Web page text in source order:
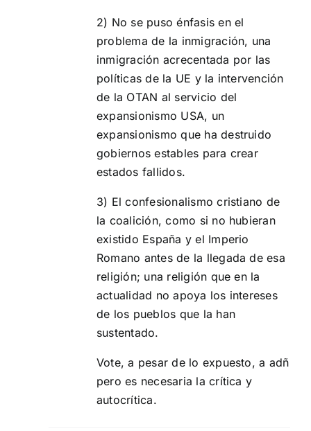
2) No se puso énfasis en el
problema de la inmigración, una
inmigración acrecentada por las
políticas de la UE y la intervención
de la OTAN al servicio del
expansionismo USA, un
expansionismo que ha destruido
gobiernos estables para crear
estados fallidos.
3) El confesionalismo cristiano de
la coalición, como si no hubieran
existido España y el Imperio
Romano antes de la llegada de esa
religión; una religión que en la
actualidad no apoya los intereses
de los pueblos que la han
sustentado.
Vote, a pesar de lo expuesto, a adñ
pero es necesaria la crítica y
autocrítica.